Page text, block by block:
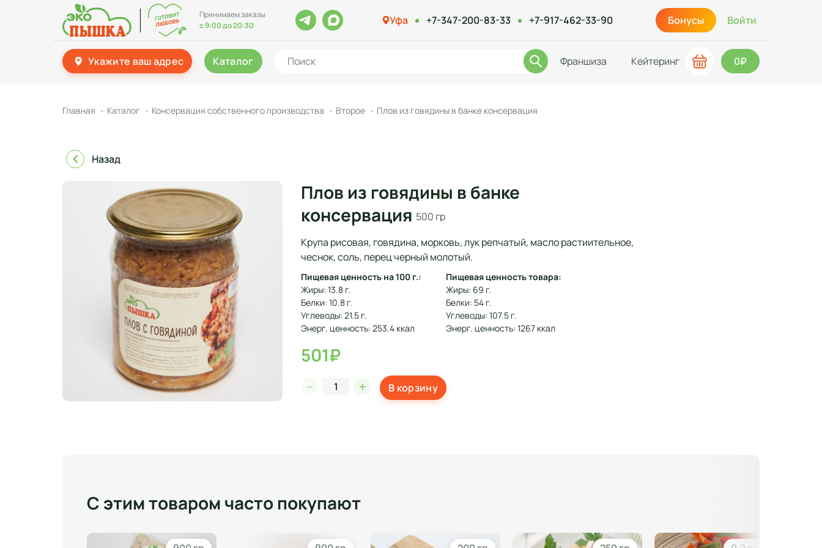
Принимаем заказы
с 9:00 до 20:30
Уфа +7-347-200-83-33 +7-917-462-33-90 Бонусы Войти
Укажите ваш адрес Каталог Франшиза Кейтеринг 0₽
Главная Каталог Консервация собственного производства Второе Плов из говядины в банке консервация
Назад
Плов из говядины в банке
консервация 500 гр
Крупа рисовая, говядина, морковь, лук репчатый, масло растиительное,
чеснок, соль, перец черный молотый.
Пищевая ценность на 100 г.:
Жиры: 13.8 г.
Белки: 10.8 г.
Углеводы: 21.5 г.
Энерг. ценность: 253.4 ккал
Пищевая ценность товара:
Жиры: 69 г.
Белки: 54 г.
Углеводы: 107.5 г.
Энерг. ценность: 1267 ккал
501₽
В корзину
С этим товаром часто покупают